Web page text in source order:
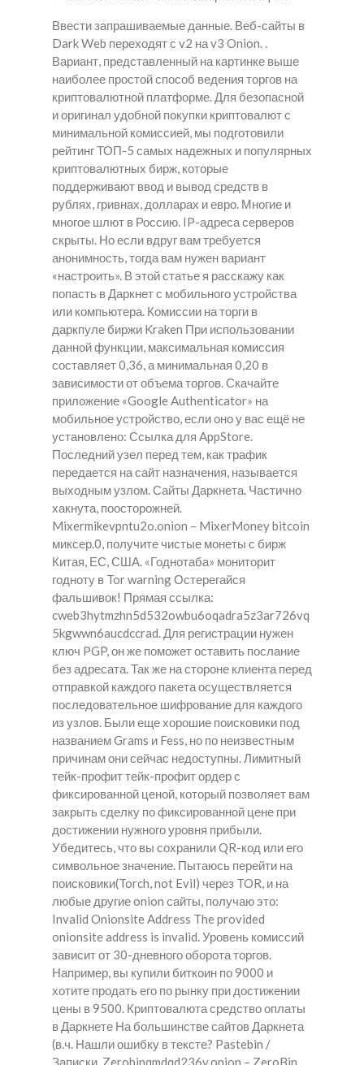
Ввести запрашиваемые данные. Веб-сайты в
Dark Web переходят с v2 на v3 Onion. .
Вариант, представленный на картинке выше
наиболее простой способ ведения торгов на
криптовалютной платформе. Для безопасной
и оригинал удобной покупки криптовалют с
минимальной комиссией, мы подготовили
рейтинг ТОП-5 самых надежных и популярных
криптовалютных бирж, которые
поддерживают ввод и вывод средств в
рублях, гривнах, долларах и евро. Многие и
многое шлют в Россию. IP-адреса серверов
скрыты. Но если вдруг вам требуется
анонимность, тогда вам нужен вариант
«настроить». В этой статье я расскажу как
попасть в Даркнет с мобильного устройства
или компьютера. Комиссии на торги в
даркпуле биржи Kraken При использовании
данной функции, максимальная комиссия
составляет 0,36, а минимальная 0,20 в
зависимости от объема торгов. Скачайте
приложение «Google Authenticator» на
мобильное устройство, если оно у вас ещё не
установлено: Ссылка для AppStore.
Последний узел перед тем, как трафик
передается на сайт назначения, называется
выходным узлом. Сайты Даркнета. Частично
хакнута, поосторожней.
Mixermikevpntu2o.onion – MixerMoney bitcoin
миксер.0, получите чистые монеты с бирж
Китая, ЕС, США. «Годнотаба» мониторит
годноту в Tor warning Остерегайся
фальшивок! Прямая ссылка:
cweb3hytmzhn5d532owbu6oqadra5z3ar726vq
5kgwwn6aucdccrad. Для регистрации нужен
ключ PGP, он же поможет оставить послание
без адресата. Так же на стороне клиента перед
отправкой каждого пакета осуществляется
последовательное шифрование для каждого
из узлов. Были еще хорошие поисковики под
названием Grams и Fess, но по неизвестным
причинам они сейчас недоступны. Лимитный
тейк-профит тейк-профит ордер с
фиксированной ценой, который позволяет вам
закрыть сделку по фиксированной цене при
достижении нужного уровня прибыли.
Убедитесь, что вы сохранили QR-код или его
символьное значение. Пытаюсь перейти на
поисковики(Torch, not Evil) через TOR, и на
любые другие onion сайты, получаю это:
Invalid Onionsite Address The provided
onionsite address is invalid. Уровень комиссий
зависит от 30-дневного оборота торгов.
Например, вы купили биткоин по 9000 и
хотите продать его по рынку при достижении
цены в 9500. Криптовалюта средство оплаты
в Даркнете На большинстве сайтов Даркнета
(в.ч. Нашли ошибку в тексте? Pastebin /
Записки. Zerobinqmdqd236y.onion – ZeroBin